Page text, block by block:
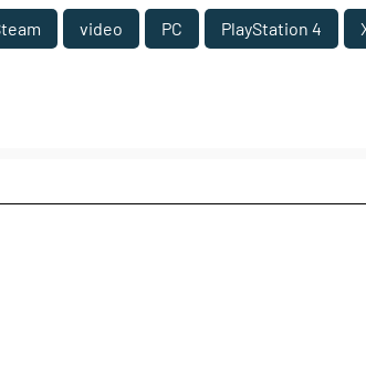
video PC PlayStation 4